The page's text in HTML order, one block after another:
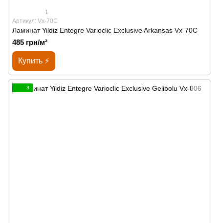
1
Артикул: Vx-70C
Ламинат Yildiz Entegre Varioclic Exclusive Arkansas Vx-70C
485 грн/м²
Купить ⚡
3